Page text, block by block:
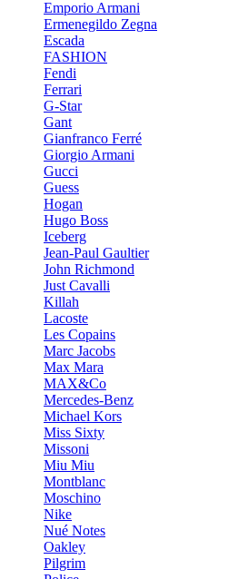
Emporio Armani
Ermenegildo Zegna
Escada
FASHION
Fendi
Ferrari
G-Star
Gant
Gianfranco Ferré
Giorgio Armani
Gucci
Guess
Hogan
Hugo Boss
Iceberg
Jean-Paul Gaultier
John Richmond
Just Cavalli
Killah
Lacoste
Les Copains
Marc Jacobs
Max Mara
MAX&Co
Mercedes-Benz
Michael Kors
Miss Sixty
Missoni
Miu Miu
Montblanc
Moschino
Nike
Nué Notes
Oakley
Pilgrim